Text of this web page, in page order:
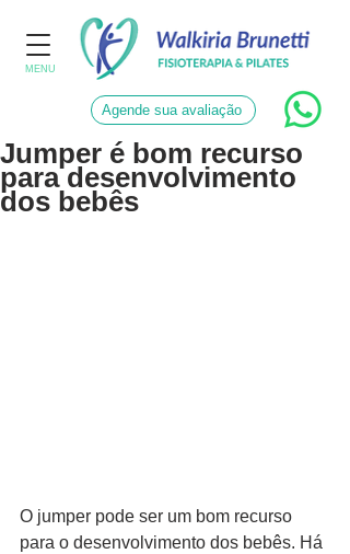
MENU
Agende sua avaliação
Jumper é bom recurso
para desenvolvimento
dos bebês
O jumper pode ser um bom recurso
para o desenvolvimento dos bebês. Há